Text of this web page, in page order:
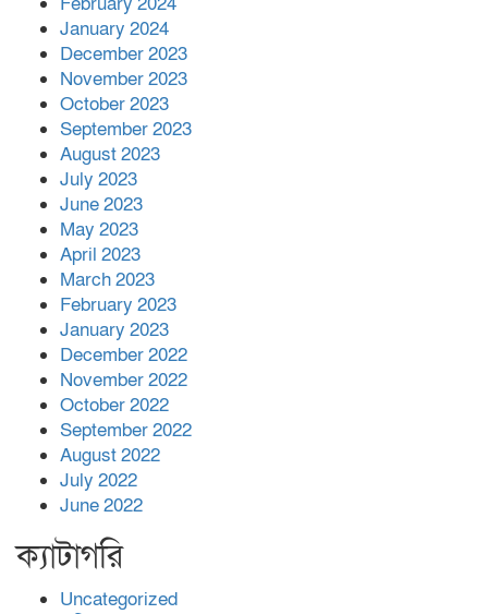
January 2024
December 2023
November 2023
October 2023
September 2023
August 2023
July 2023
June 2023
May 2023
April 2023
March 2023
February 2023
January 2023
December 2022
November 2022
October 2022
September 2022
August 2022
July 2022
June 2022
ক্যাটাগরি
Uncategorized